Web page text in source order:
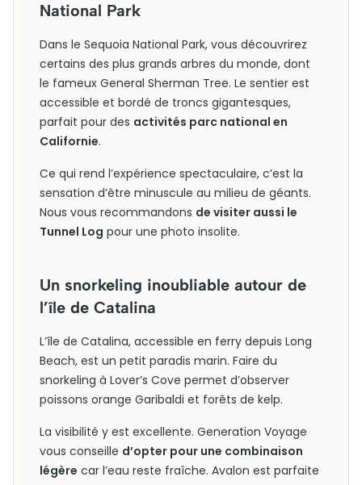
National Park
Dans le Sequoia National Park, vous découvrirez
certains des plus grands arbres du monde, dont
le fameux General Sherman Tree. Le sentier est
accessible et bordé de troncs gigantesques,
parfait pour des activités parc national en
Californie.
Ce qui rend l’expérience spectaculaire, c’est la
sensation d’être minuscule au milieu de géants.
Nous vous recommandons de visiter aussi le
Tunnel Log pour une photo insolite.
Un snorkeling inoubliable autour de
l’île de Catalina
L’île de Catalina, accessible en ferry depuis Long
Beach, est un petit paradis marin. Faire du
snorkeling à Lover’s Cove permet d’observer
poissons orange Garibaldi et forêts de kelp.
La visibilité y est excellente. Generation Voyage
vous conseille d’opter pour une combinaison
légère car l’eau reste fraîche. Avalon est parfaite